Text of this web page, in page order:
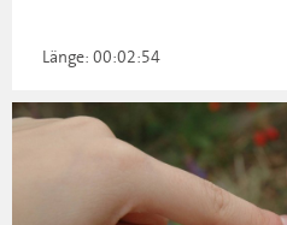
Länge: 00:02:54